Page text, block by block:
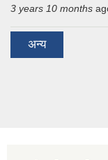
3 years 10 months
अन्य